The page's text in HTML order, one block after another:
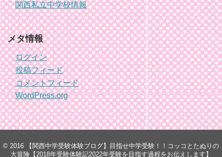
関西私立中学校情報
メタ情報
ログイン
投稿フィード
コメントフィード
WordPress.org
© 2016
【関西中学受験体験ブログ】目指せ中学受験！！コッコとたぬりの
大冒険【2018年受験体験記2022年受験を目指す過程をお伝えします】